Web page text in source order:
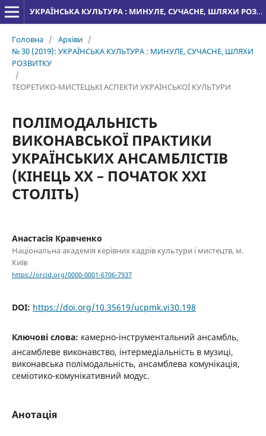
УКРАЇНСЬКА КУЛЬТУРА : МИНУЛЕ, СУЧАСНЕ, ШЛЯХИ РОЗВИТКУ
Головна / Архіви /
№ 30 (2019): УКРАЇНСЬКА КУЛЬТУРА : МИНУЛЕ, СУЧАСНЕ, ШЛЯХИ
РОЗВИТКУ
/
ТЕОРЕТИКО-МИСТЕЦЬКІ АСПЕКТИ УКРАЇНСЬКОЇ КУЛЬТУРИ
ПОЛІМОДАЛЬНІСТЬ
ВИКОНАВСЬКОЇ ПРАКТИКИ
УКРАЇНСЬКИХ АНСАМБЛІСТІВ
(КІНЕЦЬ ХХ – ПОЧАТОК ХХІ
СТОЛІТЬ)
Анастасія Кравченко
Національна академія керівних кадрів культури і мистецтв, м.
Київ
https://orcid.org/0000-0001-6706-7937
DOI: https://doi.org/10.35619/ucpmk.vi30.198
Ключові слова: камерно-інструментальний ансамбль,
ансамблеве виконавство, інтермедіальність в музиці,
виконавська полімодальність, ансамблева комунікація,
семіотико-комунікативний модус.
Анотація